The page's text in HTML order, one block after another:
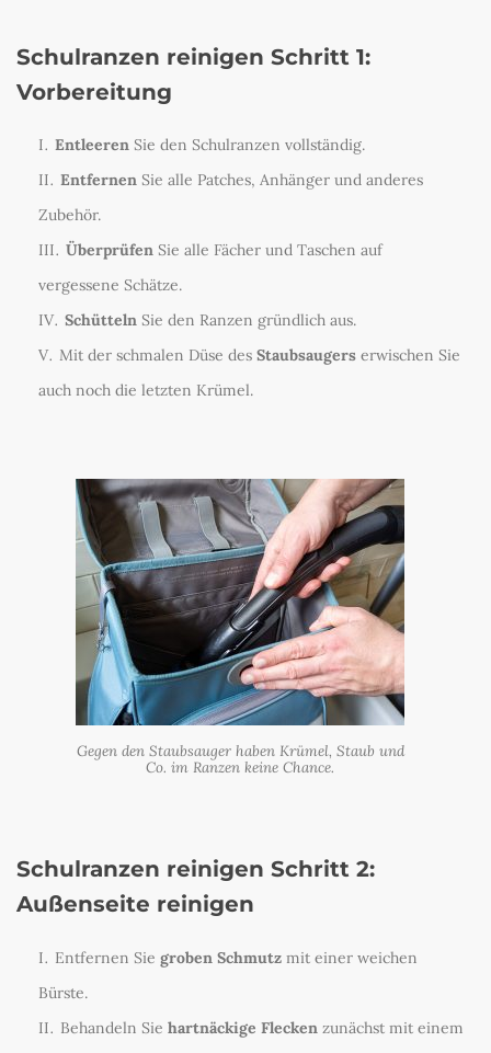
Schulranzen reinigen Schritt 1:
Vorbereitung
Entleeren Sie den Schulranzen vollständig.
Entfernen Sie alle Patches, Anhänger und anderes
Zubehör.
Überprüfen Sie alle Fächer und Taschen auf
vergessene Schätze.
Schütteln Sie den Ranzen gründlich aus.
Mit der schmalen Düse des Staubsaugers erwischen Sie
auch noch die letzten Krümel.
Gegen den Staubsauger haben Krümel, Staub und
Co. im Ranzen keine Chance.
Schulranzen reinigen Schritt 2:
Außenseite reinigen
Entfernen Sie groben Schmutz mit einer weichen
Bürste.
Behandeln Sie hartnäckige Flecken zunächst mit einem